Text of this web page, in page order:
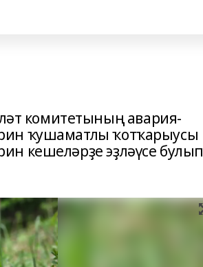
комитетының авария-
ҡушаматлы ҡотҡарыусы
кешеләрҙе эҙләүсе булып